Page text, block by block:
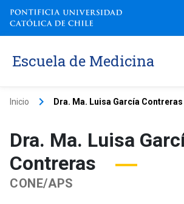
Escuela de Medicina
Inicio keyboard_arrow_right Dra. Ma. Luisa García Contreras
Dra. Ma. Luisa
Contreras
CONE/APS